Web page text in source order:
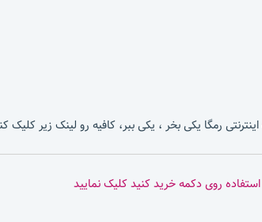
رمگا یکی بخر ، یکی ببر، کافیه رو لینک زیر کلیک
استفاده روی دکمه خرید کنید کلیک نمایید